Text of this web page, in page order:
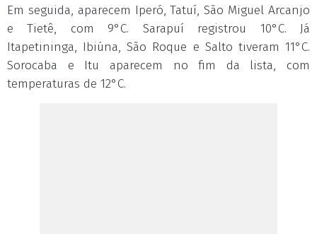
Em seguida, aparecem Iperó, Tatuí, São Miguel Arcanjo
e Tietê, com 9°C. Sarapuí registrou 10°C. Já
Itapetininga, Ibiúna, São Roque e Salto tiveram 11°C.
Sorocaba e Itu aparecem no fim da lista, com
temperaturas de 12°C.